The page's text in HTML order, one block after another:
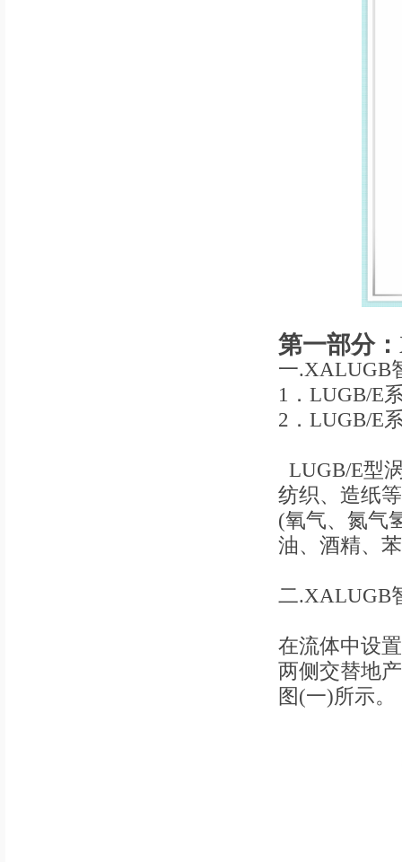
第一部分
一.XALUGB
1．LUGB/E
2．LUGB/E
LUGB/E型
纺织、造纸
(氧气、氮气
油、酒精、
二.XALUGB
在流体中设
两侧交替地
图(一)所示。